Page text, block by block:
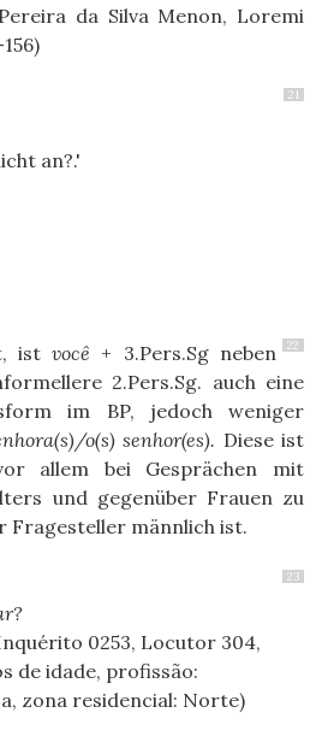
da Silva Menon, Loremi
21
an?.
22
istvocê + 3.Pers.Sg neben
2.Pers.Sg. auch eine
im BP, jedoch weniger
o(s) senhor(es). Diese ist
allem bei Gesprächen mit
und gegenüber Frauen zu
Fragesteller männlich ist.
23
Inquérito 0253, Locutor 304,
de idade, profissão:
zona residencial: Norte)